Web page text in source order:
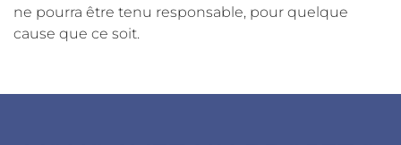
ne pourra être tenu responsable, pour quelque
cause que ce soit.